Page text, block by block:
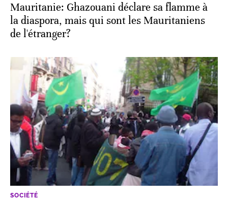
Mauritanie: Ghazouani déclare sa flamme à
la diaspora, mais qui sont les Mauritaniens
de l'étranger?
SOCIÉTÉ